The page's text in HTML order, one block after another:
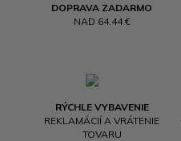
DOPRAVA ZADARMO
NAD 64.44 €
RÝCHLE VYBAVENIE
REKLAMÁCIÍ A VRÁTENIE
TOVARU